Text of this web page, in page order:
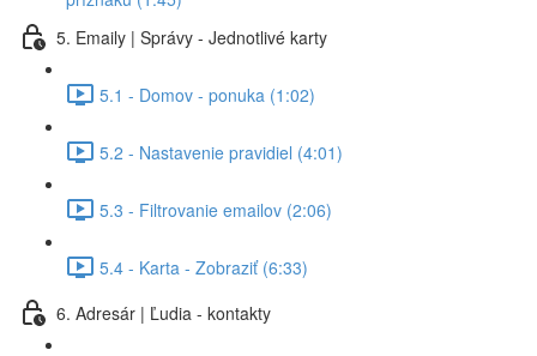
5. Emaily | Správy - Jednotlivé karty
5.1 - Domov - ponuka (1:02)
5.2 - Nastavenie pravidiel (4:01)
5.3 - Filtrovanie emailov (2:06)
5.4 - Karta - Zobraziť (6:33)
6. Adresár | Ľudia - kontakty